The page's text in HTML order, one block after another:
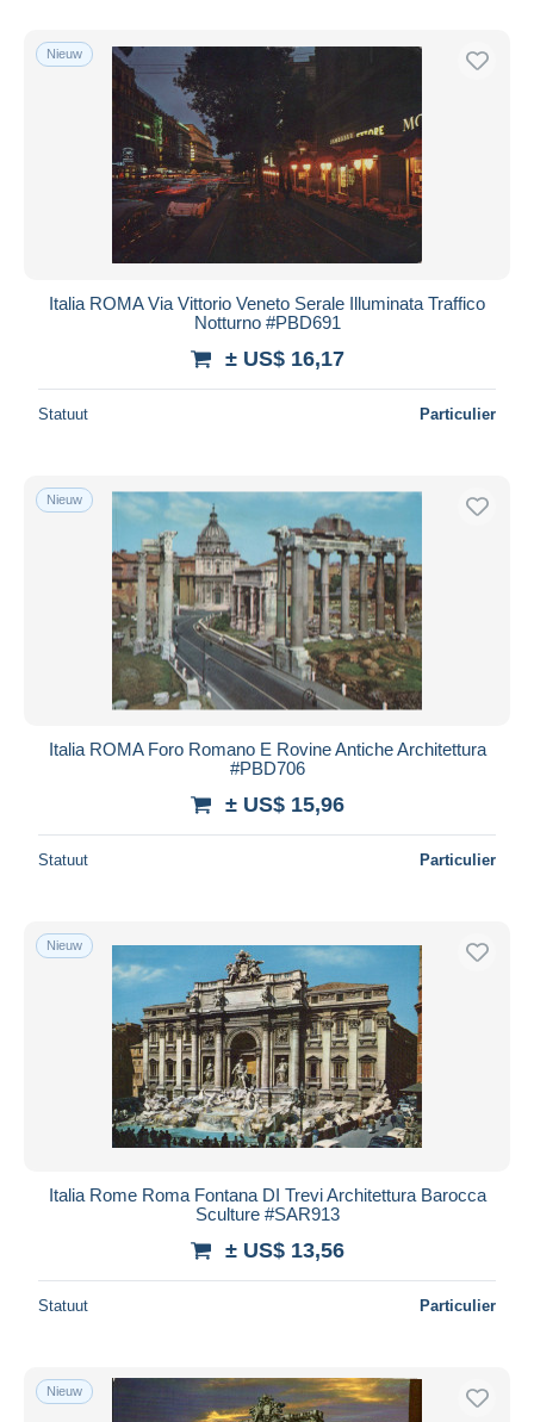
Nieuw
Italia ROMA Via Vittorio Veneto Serale Illuminata Traffico
Notturno #PBD691
± US$ 16,17
Statuut Particulier
Nieuw
Italia ROMA Foro Romano E Rovine Antiche Architettura
#PBD706
± US$ 15,96
Statuut Particulier
Nieuw
Italia Rome Roma Fontana DI Trevi Architettura Barocca
Sculture #SAR913
± US$ 13,56
Statuut Particulier
Nieuw